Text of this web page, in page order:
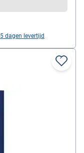
dagen levertijd